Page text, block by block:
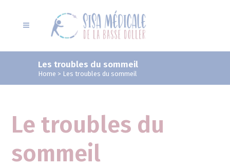
Les troubles du sommeil
Home > Les troubles du sommeil
Le troubles du
sommeil